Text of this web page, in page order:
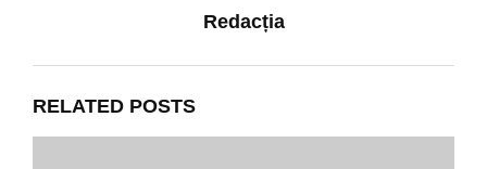
Redacția
RELATED POSTS